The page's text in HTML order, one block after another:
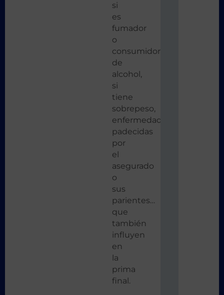
si
es
fumador
o
consumidor
de
alcohol,
si
tiene
sobrepeso,
enfermedades
padecidas
por
el
asegurado
o
sus
parientes…
que
también
influyen
en
la
prima
final.